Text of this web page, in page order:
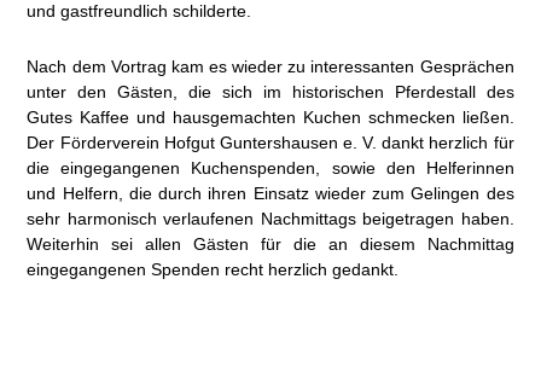
und gastfreundlich schilderte.
Nach dem Vortrag kam es wieder zu interessanten Gesprächen
unter den Gästen, die sich im historischen Pferdestall des
Gutes Kaffee und hausgemachten Kuchen schmecken ließen.
Der Förderverein Hofgut Guntershausen e. V. dankt herzlich für
die eingegangenen Kuchenspenden, sowie den Helferinnen
und Helfern, die durch ihren Einsatz wieder zum Gelingen des
sehr harmonisch verlaufenen Nachmittags beigetragen haben.
Weiterhin sei allen Gästen für die an diesem Nachmittag
eingegangenen Spenden recht herzlich gedankt.